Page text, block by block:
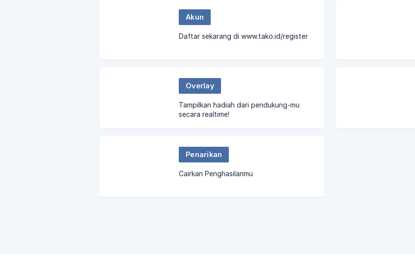
Akun
Daftar sekarang di www.tako.id/register
Overlay
Tampilkan hadiah dari pendukung-mu
secara realtime!
Penarikan
Cairkan Penghasilanmu